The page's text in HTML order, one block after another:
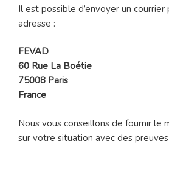
Il est possible d’envoyer un
adresse :
FEVAD
60 Rue La Boétie
75008 Paris
France
Nous vous conseillons de fournir le
sur votre situation avec des preuves